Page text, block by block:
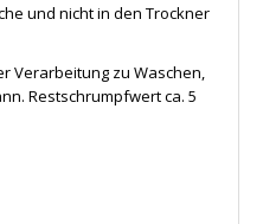
und nicht in den Trockner
Verarbeitung zu Waschen,
Restschrumpfwert ca. 5